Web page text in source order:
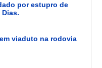
por estupro de
viaduto na rodovia